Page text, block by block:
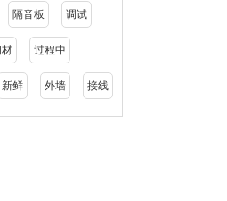
圆形开式逆流冷却塔
隔音板 调试
过程中
新鲜 外墙 接线